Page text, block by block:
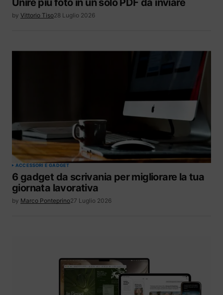
Unire più foto in un solo PDF da inviare
by Vittorio Tiso28 Luglio 2026
ACCESSORI E GADGET
6 gadget da scrivania per migliorare la tua
giornata lavorativa
by Marco Ponteprino27 Luglio 2026